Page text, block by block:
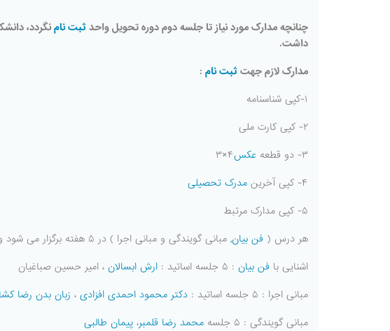
چنانچه مدارک مورد نیاز تا جلسه دوم دوره تحویل واحدثبت نامنگردد،
داشت.
مدارک لازم جهتثبت نام :
۱-کپی شناسنامه
۲- کپی کارت ملی
۳- دو قطعه
عکس۴×۳
۴- کپی آخرین
مدرک تحصیلی
۵- کپی مدارک مرتبط
هر درس ( فن بیان, مبانی گویندگی و مبانی اجرا ) در ۵ هفته برگزار می شود و در مجمع برای هر گروه ۱۵ جلسه کلاس بر اساس جدول ذیل :
اشنایی با فن بیان : ۵ جلسه اساتید : ارش ابسالان ، امیر حسین صباغیان
مبانی اجرا : ۵ جلسه اساتید :
دکتر محمود احمدی افزادی ، زبان بدن رضا
مبانی گویندگی : ۵ جلسه
محمد رضا قلمبر، پیمان طالبی